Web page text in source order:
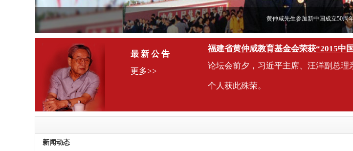
黄仲咸先生参加新中国成立50周
最 新 公 告
更多>>
福建省黄仲咸教育基金会荣获“2015中
论坛会前夕，习近平主席、汪洋副总
个人获此殊荣。
新闻动态